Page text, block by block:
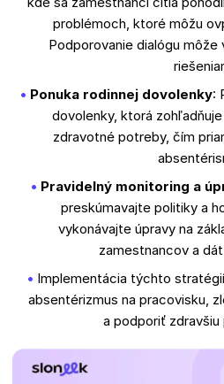
problémoch, ktoré môžu
Podporovanie dialógu
Ponuka rodinnej dovolenky:
dovolenky, ktorá
zdravotné potreby, čím
Pravidelný monitoring a
preskúmavajte politiky a
vykonávajte úpravy na
zamestnancov a
Implementácia týchto
absentérizmus na pracovisku,
a podporiť zdravšiu